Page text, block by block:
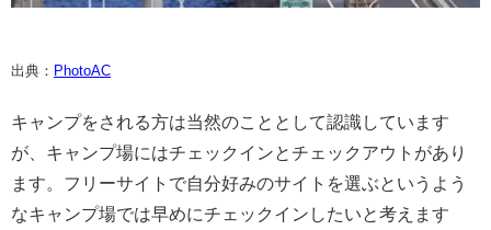
出典： PhotoAC
キャンプをされる方は当然のこととして認識しています
が、キャンプ場にはチェックインとチェックアウトがあり
ます。フリーサイトで自分好みのサイトを選ぶというよう
なキャンプ場では早めにチェックインしたいと考えます